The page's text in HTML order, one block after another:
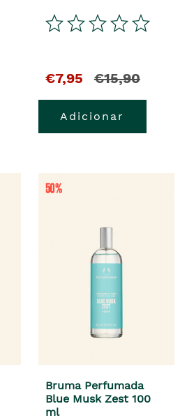
€7,95 €15,90
Adicionar
Bruma Perfumada
Blue Musk Zest 100
ml